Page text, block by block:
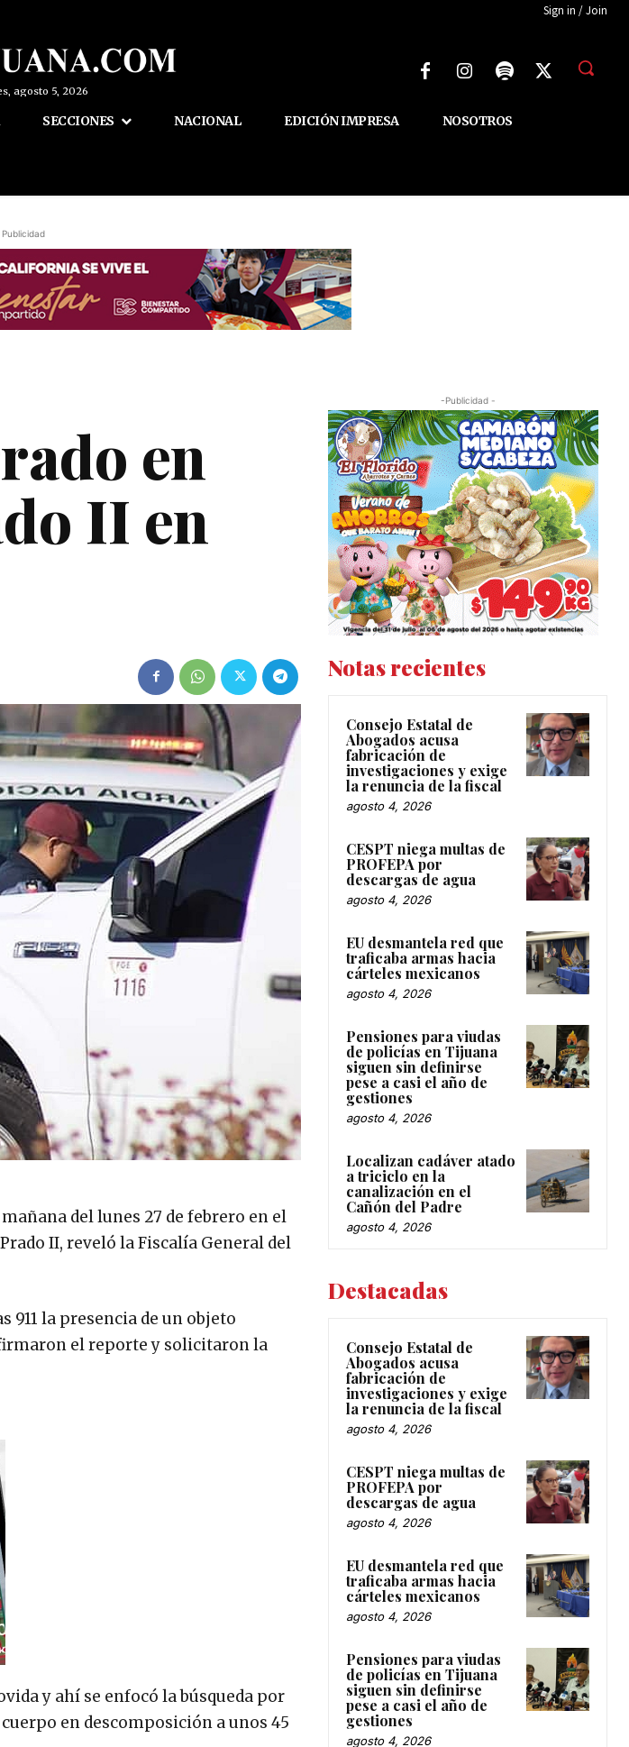
Sign in / Join
agosto 5, 2026
SECCIONES NACIONAL EDICIÓN IMPRESA NOSOTROS
Publicidad
en
II en
del lunes 27 de febrero en el
II, reveló la Fiscalía General del
911 la presencia de un objeto
el reporte y solicitaron la
y ahí se enfocó la búsqueda por
en descomposición a unos 45
-Publicidad -
Notas recientes
Consejo Estatal de
Abogados acusa
fabricación de
investigaciones y exige
la renuncia de la fiscal
agosto 4, 2026
CESPT niega multas de
PROFEPA por
descargas de agua
agosto 4, 2026
EU desmantela red que
traficaba armas hacia
cárteles mexicanos
agosto 4, 2026
Pensiones para viudas
de policías en Tijuana
siguen sin definirse
pese a casi el año de
gestiones
agosto 4, 2026
Localizan cadáver atado
a triciclo en la
canalización en el
Cañón del Padre
agosto 4, 2026
Destacadas
Consejo Estatal de
Abogados acusa
fabricación de
investigaciones y exige
la renuncia de la fiscal
agosto 4, 2026
CESPT niega multas de
PROFEPA por
descargas de agua
agosto 4, 2026
EU desmantela red que
traficaba armas hacia
cárteles mexicanos
agosto 4, 2026
Pensiones para viudas
de policías en Tijuana
siguen sin definirse
pese a casi el año de
gestiones
agosto 4, 2026